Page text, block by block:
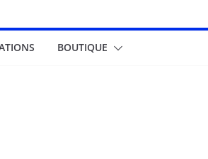
BOUTIQUE